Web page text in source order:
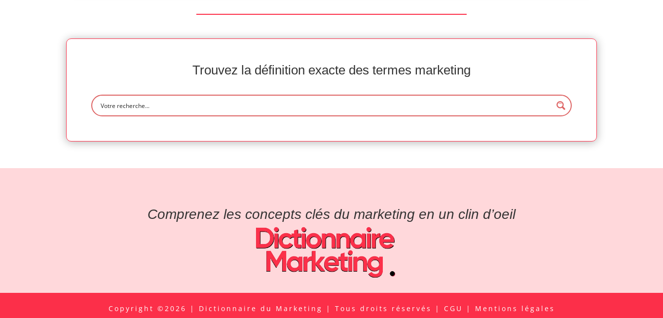
Trouvez la définition exacte des termes marketing
Comprenez les concepts clés du marketing en un clin d’oeil
Copyright ©2026 | Dictionnaire du Marketing | Tous droits réservés | CGU | Mentions légales